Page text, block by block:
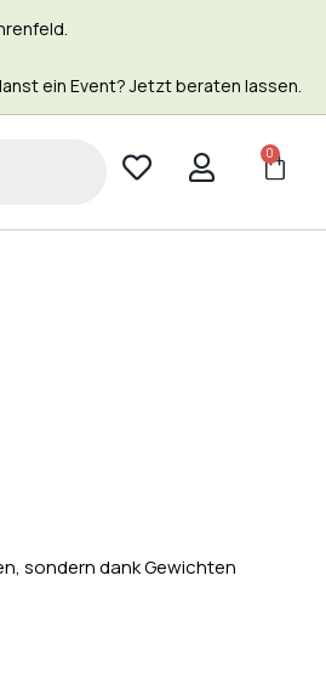
ein Event? Jetzt beraten lassen.
0
sondern dank Gewichten